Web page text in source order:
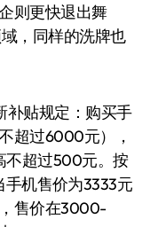
则更快退出舞
，同样的洗牌也
补贴规定：购买手
超过6000元），
不超过500元。按
手机售价为3333元
售价在3000-